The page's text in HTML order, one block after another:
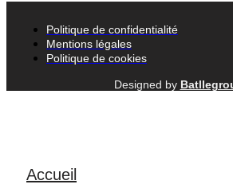
Politique de confidentialité
Mentions légales
Politique de cookies
Designed by
Accueil